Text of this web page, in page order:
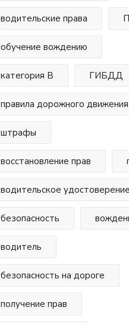
водительские права
обучение вождению
категория В ГИБДД
правила дорожного движения
штрафы
восстановление прав
водительское удостоверение
безопасность
водитель
безопасность на дороге
получение прав